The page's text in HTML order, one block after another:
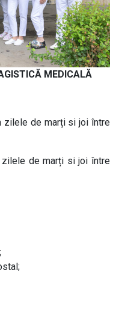
MEDICALĂ
zilele de marți si joi între
de marți si joi între